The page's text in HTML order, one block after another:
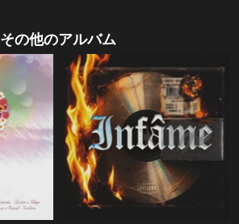
その他のアルバム